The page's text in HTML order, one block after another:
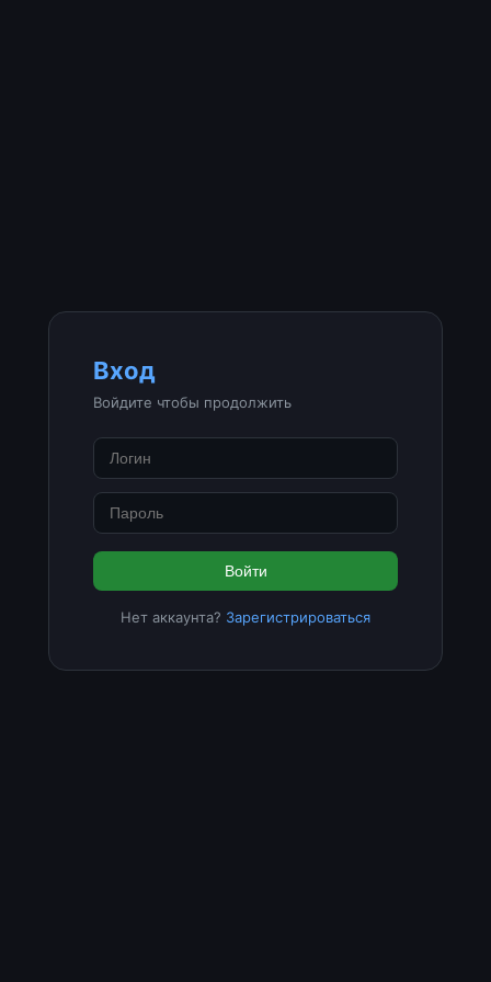
Вход
Войдите чтобы продолжить
Войти
Нет аккаунта? Зарегистрироваться